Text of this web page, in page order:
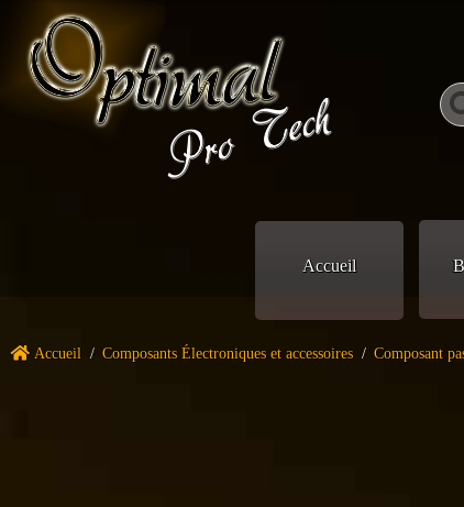
Accueil
Accueil / Composants Électroniques et accessoires / Composant